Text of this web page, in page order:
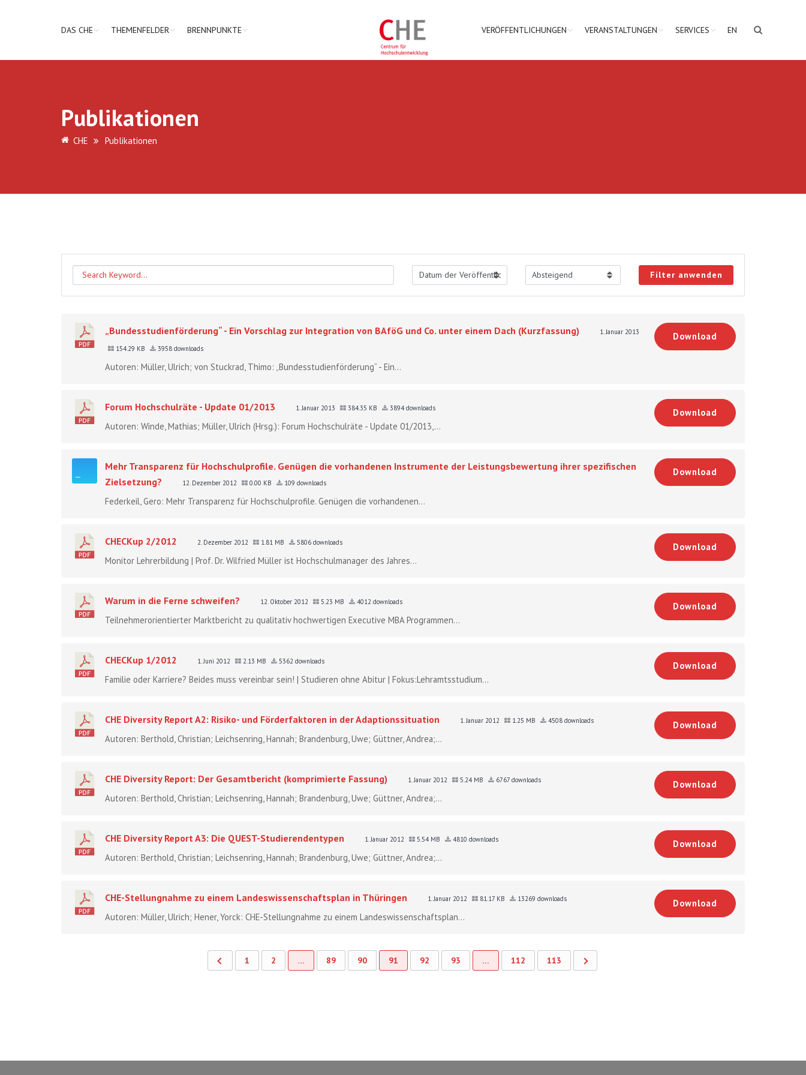
DAS CHE THEMENFELDER BRENNPUNKTE VERÖFFENTLICHUNGEN VERANSTALTUNGEN SERVICES EN
Publikationen
CHE Publikationen
Filter anwenden
„Bundesstudienförderung“ - Ein Vorschlag zur Integration von BAföG und Co. unter einem Dach (Kurzfassung)
1. Januar 2013
154.29 KB
3958 downloads
Autoren: Müller, Ulrich; von Stuckrad, Thimo: „Bundesstudienförderung“ - Ein...
Download
Forum Hochschulräte - Update 01/2013 1. Januar 2013 384.35 KB 3894 downloads
Autoren: Winde, Mathias; Müller, Ulrich (Hrsg.): Forum Hochschulräte - Update 01/2013,...
Download
Mehr Transparenz für Hochschulprofile. Genügen die vorhandenen Instrumente der Leistungsbewertung ihrer spezifischen
Zielsetzung?
12. Dezember 2012 0.00 KB 109 downloads
Federkeil, Gero: Mehr Transparenz für Hochschulprofile. Genügen die vorhandenen...
Download
CHECKup 2/2012 2. Dezember 2012 1.81 MB 5806 downloads
Monitor Lehrerbildung | Prof. Dr. Wilfried Müller ist Hochschulmanager des Jahres...
Download
Warum in die Ferne schweifen? 12. Oktober 2012 5.23 MB 4012 downloads
Teilnehmerorientierter Marktbericht zu qualitativ hochwertigen Executive MBA Programmen...
Download
CHECKup 1/2012 1. Juni 2012 2.13 MB 5362 downloads
Familie oder Karriere? Beides muss vereinbar sein! | Studieren ohne Abitur | Fokus:Lehramtsstudium...
Download
CHE Diversity Report A2: Risiko- und Förderfaktoren in der Adaptionssituation 1. Januar 2012 1.25 MB 4508 downloads
Autoren: Berthold, Christian; Leichsenring, Hannah; Brandenburg, Uwe; Güttner, Andrea;...
Download
CHE Diversity Report: Der Gesamtbericht (komprimierte Fassung) 1. Januar 2012 5.24 MB 6767 downloads
Autoren: Berthold, Christian; Leichsenring, Hannah; Brandenburg, Uwe; Güttner, Andrea;...
Download
CHE Diversity Report A3: Die QUEST-Studierendentypen 1. Januar 2012 5.54 MB 4810 downloads
Autoren: Berthold, Christian; Leichsenring, Hannah; Brandenburg, Uwe; Güttner, Andrea;...
Download
CHE-Stellungnahme zu einem Landeswissenschaftsplan in Thüringen 1. Januar 2012 81.17 KB 13269 downloads
Autoren: Müller, Ulrich; Hener, Yorck: CHE-Stellungnahme zu einem Landeswissenschaftsplan...
Download
1 2 … 89 90 91 92 93 … 112 113